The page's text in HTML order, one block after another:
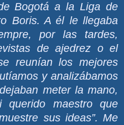
Bogotá a la Liga de
Boris. A él le llegaba
por las tardes,
de ajedrez o el
reunían los mejores
y analizábamos
meter la mano,
maestro que
sus ideas”. Me